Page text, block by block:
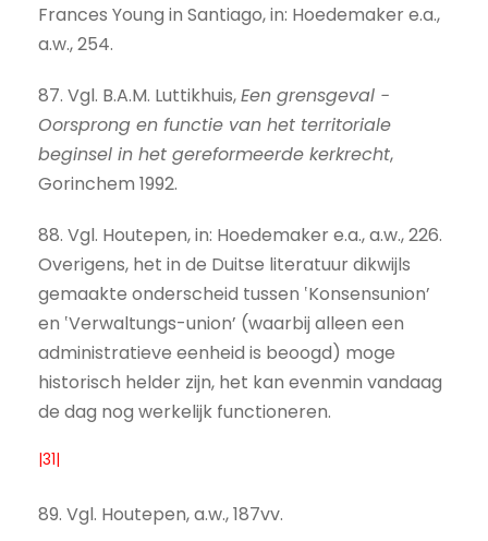
Frances Young in Santiago, in: Hoedemaker e.a.,
a.w., 254.
87. Vgl. B.A.M. Luttikhuis,Een grensgeval −
Oorsprong en functie van het territoriale
beginsel in het gereformeerde kerkrecht,
Gorinchem 1992.
88. Vgl. Houtepen, in: Hoedemaker e.a., a.w., 226.
Overigens, het in de Duitse literatuur dikwijls
gemaakte onderscheid tussen ‛Konsensunion’
en ‛Verwaltungs-union’ (waarbij alleen een
administratieve eenheid is beoogd) moge
historisch helder zijn, het kan evenmin vandaag
de dag nog werkelijk functioneren.
|31|
89. Vgl. Houtepen, a.w., 187vv.